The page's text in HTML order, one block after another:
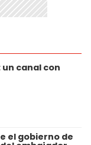
un canal con
el gobierno de